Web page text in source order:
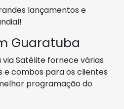
lançamentos e
Guaratuba
via Satélite fornece várias
e combos para os clientes
programação do